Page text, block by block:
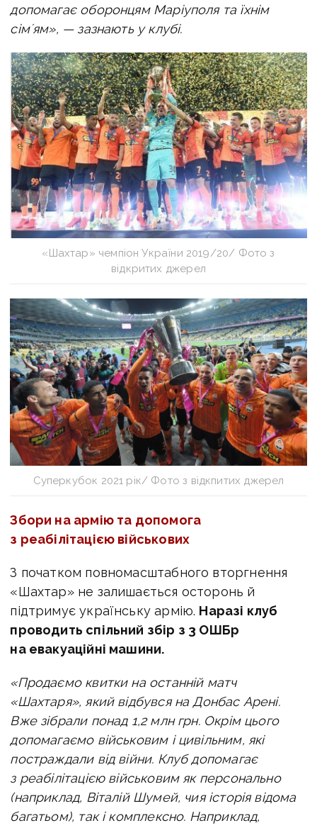
допомагає оборонцям Маріуполя та їхнім
сімʼям», — зазнають у клубі.
«Шахтар» чемпіон України 2019/20/ Фото з
відкритих джерел
Суперкубок 2021 рік/ Фото з відкпитих джерел
Збори на армію та допомога
з реабілітацією військових
З початком повномасштабного вторгнення
«Шахтар» не залишається осторонь й
підтримує українську армію. Наразі клуб
проводить спільний збір з 3 ОШБр
на евакуаційні машини.
«Продаємо квитки на останній матч
«Шахтаря», який відбувся на Донбас Арені.
Вже зібрали понад 1,2 млн грн. Окрім цього
допомагаємо військовим і цивільним, які
постраждали від війни. Клуб допомагає
з реабілітацією військовим як персонально
(наприклад, Віталій Шумей, чия історія відома
багатьом), так і комплексно. Наприклад,